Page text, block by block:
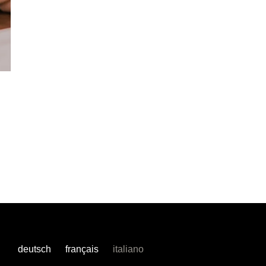
deutsch français italiano